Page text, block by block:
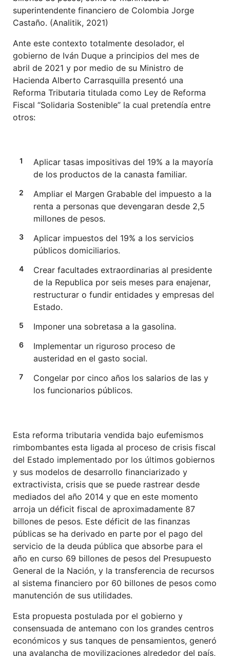
superintendente financiero de Colombia Jorge
Castaño. (Analitik, 2021)
Ante este contexto totalmente desolador, el
gobierno de Iván Duque a principios del mes de
abril de 2021 y por medio de su Ministro de
Hacienda Alberto Carrasquilla presentó una
Reforma Tributaria titulada como Ley de Reforma
Fiscal “Solidaria Sostenible” la cual pretendía entre
otros:
Aplicar tasas impositivas del 19% a la mayoría
de los productos de la canasta familiar.
Ampliar el Margen Grabable del impuesto a la
renta a personas que devengaran desde 2,5
millones de pesos.
Aplicar impuestos del 19% a los servicios
públicos domiciliarios.
Crear facultades extraordinarias al presidente
de la Republica por seis meses para enajenar,
restructurar o fundir entidades y empresas del
Estado.
Imponer una sobretasa a la gasolina.
Implementar un riguroso proceso de
austeridad en el gasto social.
Congelar por cinco años los salarios de las y
los funcionarios públicos.
Esta reforma tributaria vendida bajo eufemismos
rimbombantes esta ligada al proceso de crisis fiscal
del Estado implementado por los últimos gobiernos
y sus modelos de desarrollo financiarizado y
extractivista, crisis que se puede rastrear desde
mediados del año 2014 y que en este momento
arroja un déficit fiscal de aproximadamente 87
billones de pesos. Este déficit de las finanzas
públicas se ha derivado en parte por el pago del
servicio de la deuda pública que absorbe para el
año en curso 69 billones de pesos del Presupuesto
General de la Nación, y la transferencia de recursos
al sistema financiero por 60 billones de pesos como
manutención de sus utilidades.
Esta propuesta postulada por el gobierno y
consensuada de antemano con los grandes centros
económicos y sus tanques de pensamientos, generó
una avalancha de movilizaciones alrededor del país,